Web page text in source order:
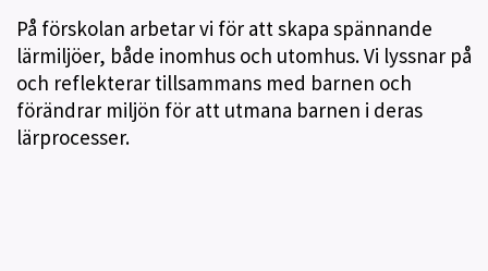
På förskolan arbetar vi för att skapa spännande
lärmiljöer, både inomhus och utomhus. Vi lyssnar på
och reflekterar tillsammans med barnen och
förändrar miljön för att utmana barnen i deras
lärprocesser.